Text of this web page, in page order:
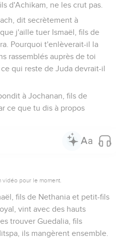
d'Achikam, ne les crut pas.
dit secrètement à
j'aille tuer Ismaël, fils de
Pourquoi t'enlèverait-il la
rassemblés auprès de toi
qui reste de Juda devrait-il
à Jochanan, fils de
ce que tu dis à propos
pour le moment.
fils de Nethania et petit-fils
vint avec des hauts
trouver Guedalia, fils
ils mangèrent ensemble.